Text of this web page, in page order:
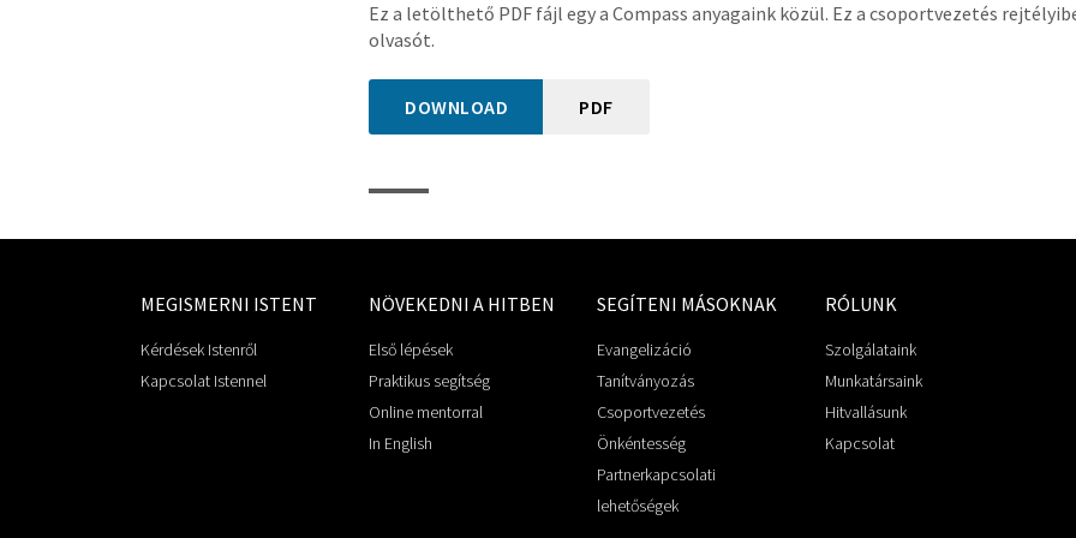
Ez a letölthető PDF fájl egy a Compass anyagaink közül. Ez a csoportvezetés
olvasót.
DOWNLOAD PDF
MEGISMERNI ISTENT
Kérdések Istenről
Kapcsolat Istennel
NÖVEKEDNI A HITBEN
Első lépések
Praktikus segítség
Online mentorral
In English
SEGÍTENI MÁSOKNAK
Evangelizáció
Tanítványozás
Csoportvezetés
Önkéntesség
Partnerkapcsolati
lehetőségek
RÓLUNK
Szolgálataink
Munkatársaink
Hitvallásunk
Kapcsolat